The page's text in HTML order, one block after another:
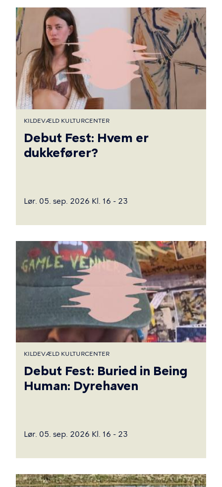
KILDEVÆLD KULTURCENTER
Debut Fest: Hvem er
dukkefører?
Lør. 05. sep. 2026 Kl. 16 - 23
KILDEVÆLD KULTURCENTER
Debut Fest: Buried in Being
Human: Dyrehaven
Lør. 05. sep. 2026 Kl. 16 - 23